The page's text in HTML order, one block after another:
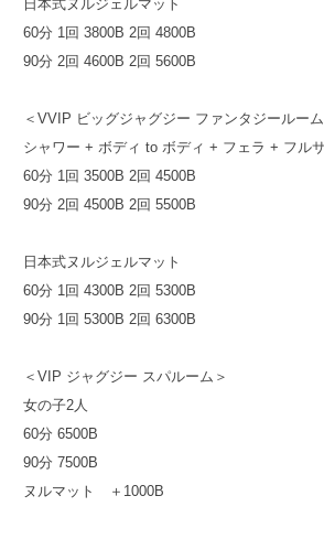
日本式ヌルジェルマット
60分 1回 3800B 2回 4800B
90分 2回 4600B 2回 5600B
＜VVIP ビッグジャグジー ファンタジールーム
シャワー + ボディ to ボディ + フェラ + フル
60分 1回 3500B 2回 4500B
90分 2回 4500B 2回 5500B
日本式ヌルジェルマット
60分 1回 4300B 2回 5300B
90分 1回 5300B 2回 6300B
＜VIP ジャグジー スパルーム＞
女の子2人
60分 6500B
90分 7500B
ヌルマット ＋1000B